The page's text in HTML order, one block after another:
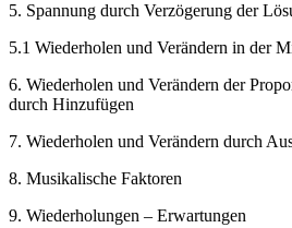
5. Spannung durch Verzögerung der
5.1 Wiederholen und Verändern in der
6. Wiederholen und Verändern der
durch Hinzufügen
7. Wiederholen und Verändern durch
8. Musikalische Faktoren
9. Wiederholungen – Erwartungen